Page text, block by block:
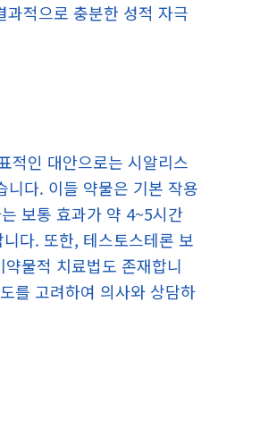
적으로 충분한 성적 자극
적인 대안으로는 시알리스
다. 이들 약물은 기본 작용
보통 효과가 약 4~5시간
다. 또한, 테스토스테론 보
물적 치료법도 존재합니
를 고려하여 의사와 상담하